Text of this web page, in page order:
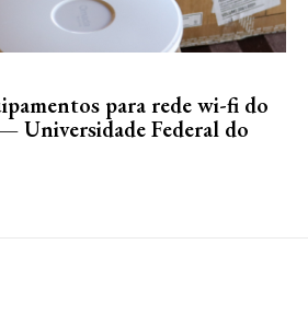
para rede wi-fi do
Universidade Federal do